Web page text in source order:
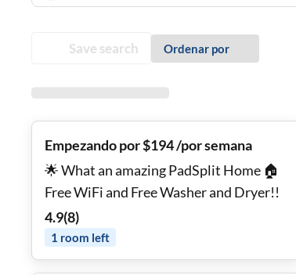
Save search Ordenar por
Empezando por $194 /por semana
🌟 What an amazing PadSplit Home 🏠
Free WiFi and Free Washer and Dryer!!
4.9(8)
1 room left